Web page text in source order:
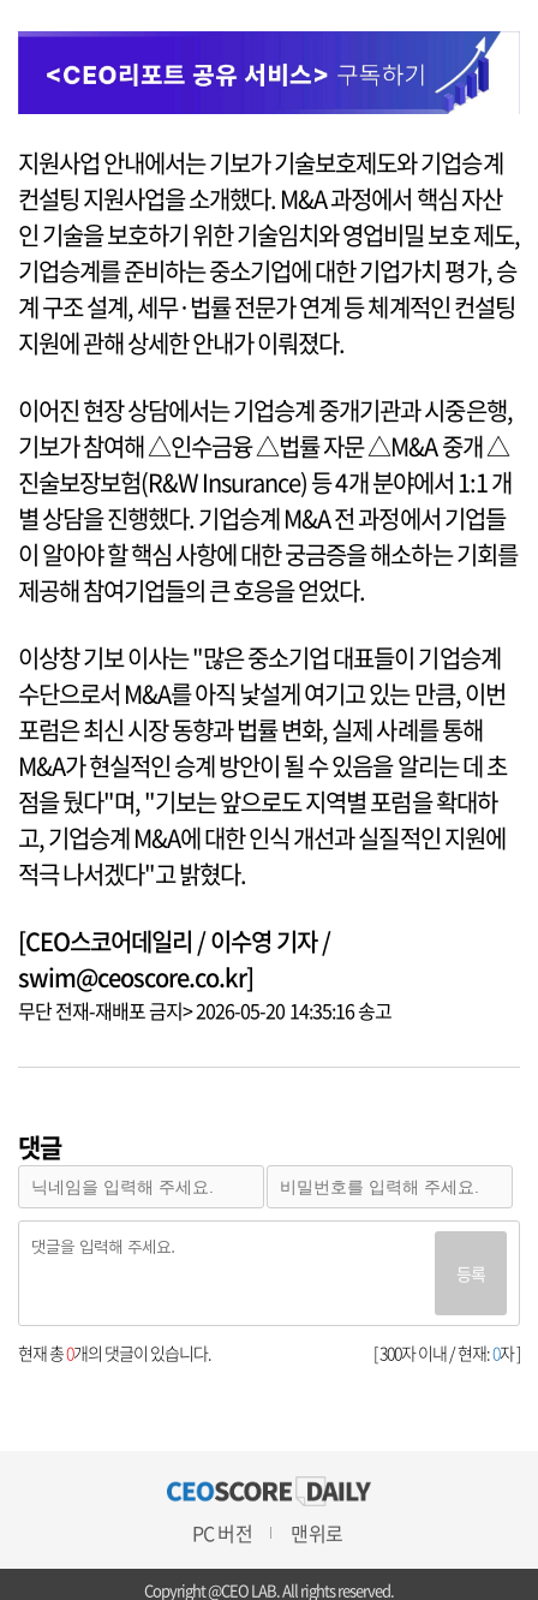
지원사업 안내에서는 기보가 기술보호제도와 기업승계
컨설팅 지원사업을 소개했다. M&A 과정에서 핵심 자산
인 기술을 보호하기 위한 기술임치와 영업비밀 보호 제도,
기업승계를 준비하는 중소기업에 대한 기업가치 평가, 승
계 구조 설계, 세무·법률 전문가 연계 등 체계적인 컨설팅
지원에 관해 상세한 안내가 이뤄졌다.
이어진 현장 상담에서는 기업승계 중개기관과 시중은행,
기보가 참여해 △인수금융 △법률 자문 △M&A 중개 △
진술보장보험(R&W Insurance) 등 4개 분야에서 1:1 개
별 상담을 진행했다. 기업승계 M&A 전 과정에서 기업들
이 알아야 할 핵심 사항에 대한 궁금증을 해소하는 기회를
제공해 참여기업들의 큰 호응을 얻었다.
이상창 기보 이사는 "많은 중소기업 대표들이 기업승계
수단으로서 M&A를 아직 낯설게 여기고 있는 만큼, 이번
포럼은 최신 시장 동향과 법률 변화, 실제 사례를 통해
M&A가 현실적인 승계 방안이 될 수 있음을 알리는 데 초
점을 뒀다"며, "기보는 앞으로도 지역별 포럼을 확대하
고, 기업승계 M&A에 대한 인식 개선과 실질적인 지원에
적극 나서겠다"고 밝혔다.
[CEO스코어데일리 / 이수영 기자 /
swim@ceoscore.co.kr]
무단 전재-재배포 금지> 2026-05-20 14:35:16 송고
댓글
등록
[ 300자 이내 / 현재:0자 ]
현재 총0개의 댓글이 있습니다.
PC 버전 맨위로
Copyright @CEO LAB. All rights reserved.